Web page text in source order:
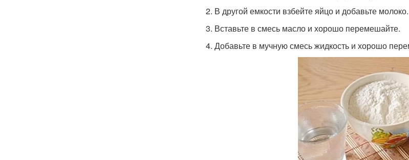
2. В другой емкости взбейте яйцо и добавьте молоко.
3. Вставьте в смесь масло и хорошо перемешайте.
4. Добавьте в мучную смесь жидкость и хорошо